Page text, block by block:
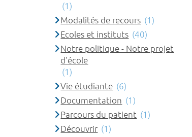
(1)
Modalités de recours (1)
Ecoles et instituts (40)
Notre politique - Notre projet
d'école
(1)
Vie étudiante (6)
Documentation (1)
Parcours du patient (1)
Découvrir (1)